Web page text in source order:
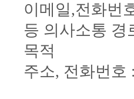
이메일,전화번
등 의사소통 경
목적
주소, 전화번호